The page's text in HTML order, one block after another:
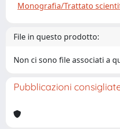
Monografia/Trattato
File in questo prodotto:
Non ci sono file associati a
Pubblicazioni